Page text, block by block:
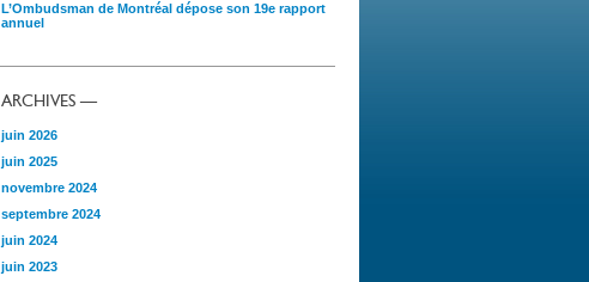
L’Ombudsman de Montréal dépose son 19e rapport
annuel
ARCHIVES —
juin 2026
juin 2025
novembre 2024
septembre 2024
juin 2024
juin 2023